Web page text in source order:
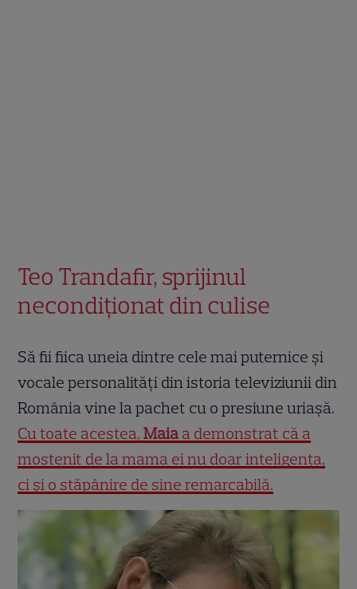
Teo Trandafir, sprijinul
necondiționat din culise
Să fii fiica uneia dintre cele mai puternice și
vocale personalități din istoria televiziunii din
România vine la pachet cu o presiune uriașă.
Cu toate acestea,Maia a demonstrat că a
moștenit de la mama ei nu doar inteligența,
ci și o stăpânire de sine remarcabilă.